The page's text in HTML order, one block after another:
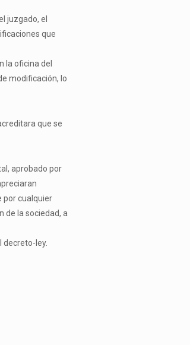
juzgado, el
que
la oficina del
modificación, lo
que se
aprobado por
por cualquier
de la sociedad, a
decreto-ley.